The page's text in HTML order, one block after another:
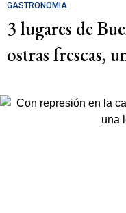
GASTRONOMÍA
3 lugares de
ostras frescas,